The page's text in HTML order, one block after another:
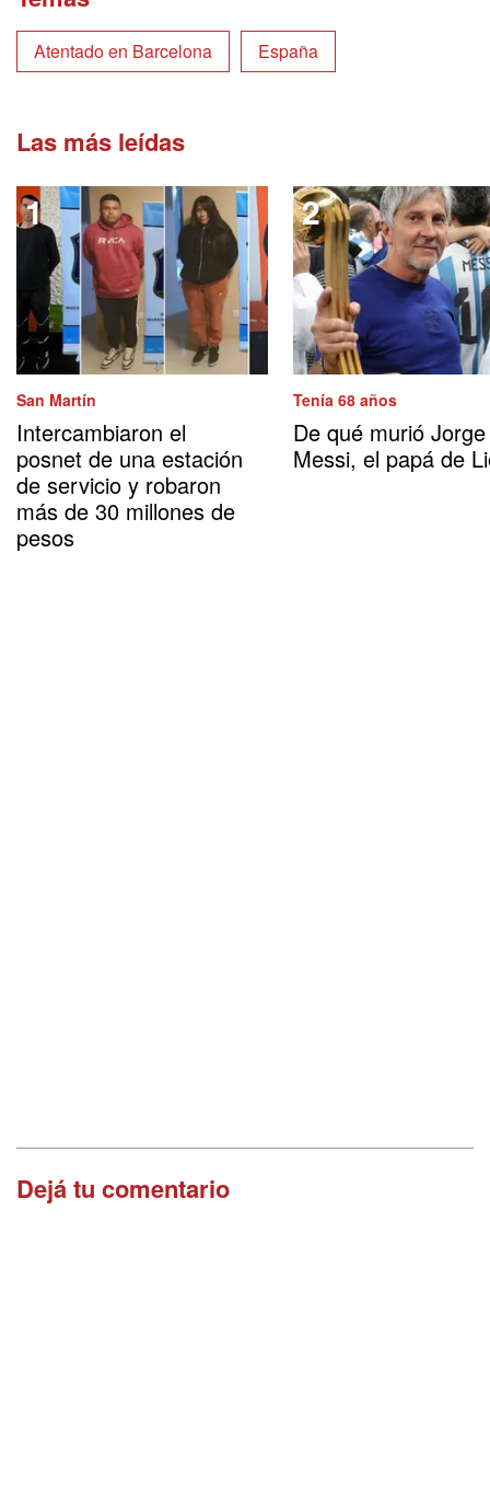
Atentado en Barcelona España
Las más leídas
San Martín
Intercambiaron el
posnet de una estación
de servicio y robaron
más de 30 millones de
pesos
Tenía 68 años
De qué murió Jorge
Messi, el papá de
Dejá tu comentario